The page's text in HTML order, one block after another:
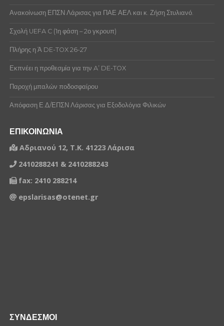
Ανακοίνωση ΕΠΣΝ Λάρισας για ΠΑΕ ΑΕΛ και κ. Ζήση Στυλιανό.
Σχολή UEFA C (1η φάση – 2ο γκρουπ)
Πλήρης η Ά DE-TOX 26-27
Εκπνέει η προθεσμία για την A’ DE-TOX
Παροχή μπαλών ποδοσφαίρου
Απόφαση Ε.Δ/ΕΠΣΝ Λάρισας για Εξοδολόγια Φιλικών
ΕΠΙΚΟΙΝΩΝΙΑ
Αδριανού 12, Τ.Κ. 41223 Λάρισα
2410288241 & 2410288243
fax: 2410 288214
epslarisas@otenet.gr
ΣΥΝΔΕΣΜΟΙ